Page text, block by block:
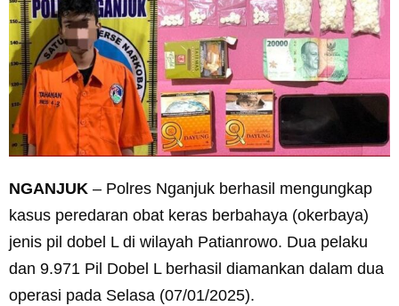
NGANJUK – Polres Nganjuk berhasil mengungkap
kasus peredaran obat keras berbahaya (okerbaya)
jenis pil dobel L di wilayah Patianrowo. Dua pelaku
dan 9.971 Pil Dobel L berhasil diamankan dalam dua
operasi pada Selasa (07/01/2025).